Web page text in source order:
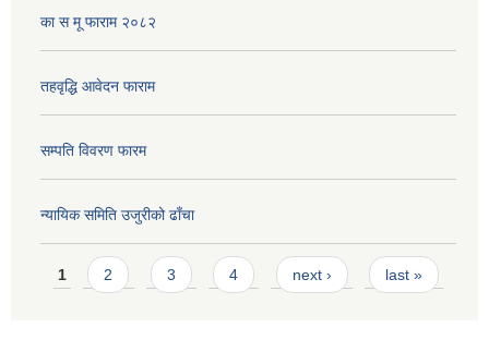
का स मू फाराम २०८२
तहवृद्धि आवेदन फाराम
सम्पति विवरण फारम
न्यायिक समिति उजुरीको ढाँचा
Pages
1 2 3 4 next › last »